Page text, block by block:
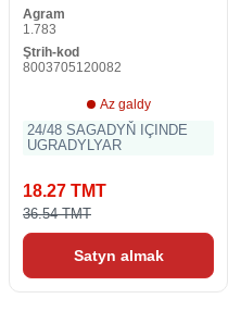
Agram
1.783
Ştrih-kod
8003705120082
Az galdy
24/48 SAGADYŇ IÇINDE
UGRADYLYAR
18.27 TMT
36.54 TMT
Satyn almak